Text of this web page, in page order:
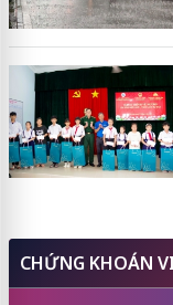
CHỨNG KHOÁN